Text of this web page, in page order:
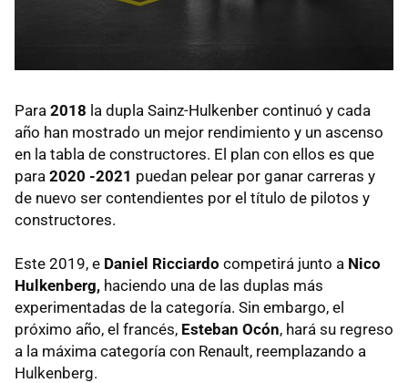
Para 2018 la dupla Sainz-Hulkenber continuó y cada
año han mostrado un mejor rendimiento y un ascenso
en la tabla de constructores. El plan con ellos es que
para 2020 -2021 puedan pelear por ganar carreras y
de nuevo ser contendientes por el título de pilotos y
constructores.
Este 2019, e Daniel Ricciardo competirá junto a Nico
Hulkenberg, haciendo una de las duplas más
experimentadas de la categoría. Sin embargo, el
próximo año, el francés, Esteban Ocón, hará su regreso
a la máxima categoría con Renault, reemplazando a
Hulkenberg.